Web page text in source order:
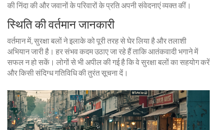
की निंदा की और जवानों के परिवारों के प्रति अपनी संवेदनाएं व्यक्त कीं।
स्थिति की वर्तमान जानकारी
वर्तमान में, सुरक्षा बलों ने इलाके को पूरी तरह से घेर लिया है और तलाशी
अभियान जारी है। हर संभव कदम उठाए जा रहे हैं ताकि आतंकवादी भगाने में
सफल न हो सकें। लोगों से भी अपील की गई है कि वे सुरक्षा बलों का सहयोग करें
और किसी संदिग्ध गतिविधि की तुरंत सूचना दें।